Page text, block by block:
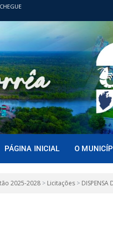
PÁGINA INICIAL O
2025-2028 > Licitações > DISPENSA